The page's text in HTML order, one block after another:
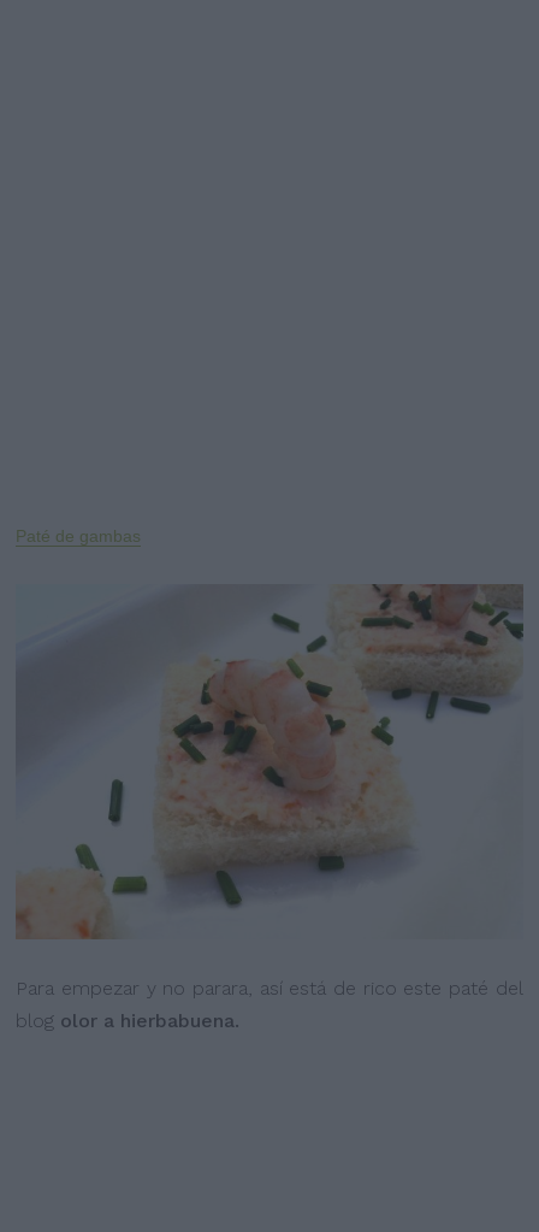
Paté de gambas
Para empezar y no parara, así está de rico este paté del
blog olor a hierbabuena.